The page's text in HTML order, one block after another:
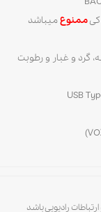
ممنوعمیباشد
رادیویی باشد